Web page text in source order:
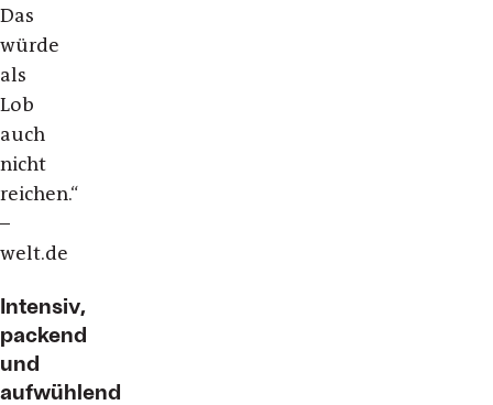
Das
würde
als
Lob
auch
nicht
reichen.“
–
welt.de
Intensiv,
packend
und
aufwühlend